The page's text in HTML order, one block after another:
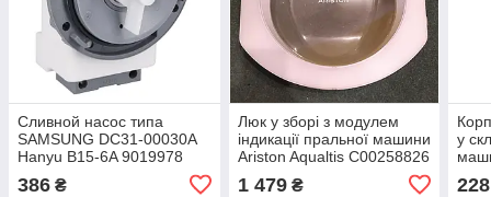
Сливной насос типа
SAMSUNG DC31-00030A
Hanyu B15-6A 9019978
для стиральной машины
386 ₴
Люк у зборі з модулем
індикації пральної машини
Ariston Aqualtis C00258826
1 479₴
у
228